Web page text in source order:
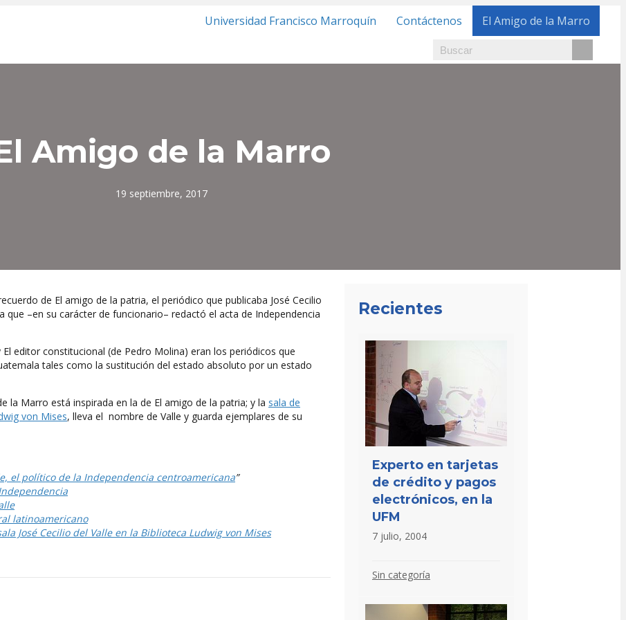
Universidad Francisco Marroquín Contáctenos El Amigo de la Marro
Amigo de la Marro
19 septiembre, 2017
de El amigo de la patria, el periódico que publicaba José Cecilio
–en su carácter de funcionario– redactó el acta de Independencia
editor constitucional (de Pedro Molina) eran los periódicos que
tales como la sustitución del estado absoluto por un estado
la Marro está inspirada en la de El amigo de la patria; y la sala de
von Mises, lleva el nombre de Valle y guarda ejemplares de su
el político de la Independencia centroamericana”
latinoamericano
José Cecilio del Valle en la Biblioteca Ludwig von Mises
Recientes
Experto en tarjetas
de crédito y pagos
electrónicos, en la
UFM
7 julio, 2004
Sin categoría